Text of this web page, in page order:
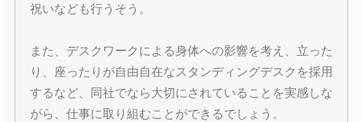
祝いなども行うそう。
また、デスクワークによる身体への影響を考え、立った
り、座ったりが自由自在なスタンディングデスクを採用
するなど、同社でなら大切にされていることを実感しな
がら、仕事に取り組むことができるでしょう。